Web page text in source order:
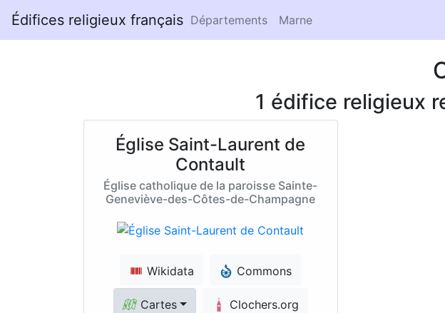
Édifices religieux français Départements Marne
1 édifice religieux
Église Saint-Laurent de
Contault
Église catholique de la paroisse Sainte-
Geneviève-des-Côtes-de-Champagne
Wikidata Commons
Cartes Clochers.org